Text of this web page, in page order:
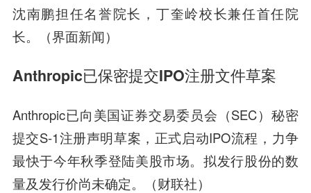
沈南鹏担任名誉院长，丁奎岭校长兼任首任院
长。（界面新闻）
Anthropic已保密提交IPO注册文件草案
Anthropic已向美国证券交易委员会（SEC）秘密
提交S-1注册声明草案，正式启动IPO流程，力争
最快于今年秋季登陆美股市场。拟发行股份的数
量及发行价尚未确定。（财联社）